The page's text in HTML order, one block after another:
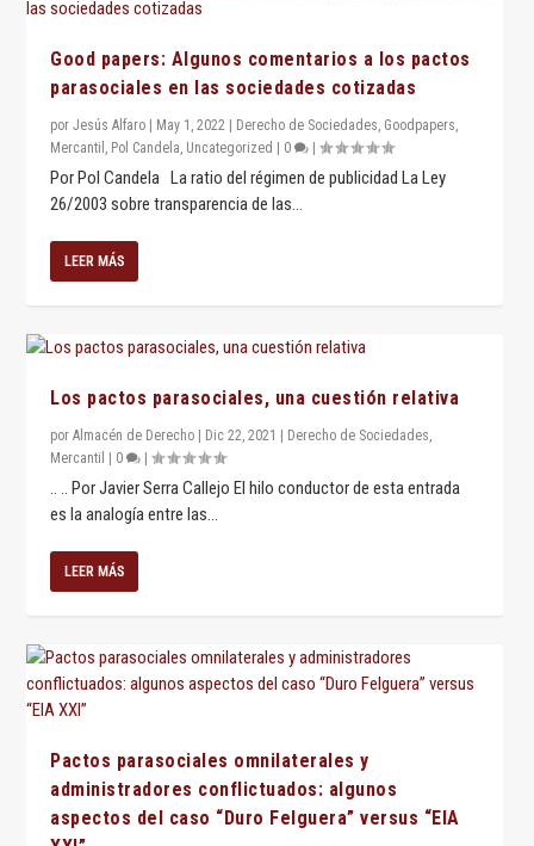
Good papers: Algunos comentarios a los pactos
parasociales en las sociedades cotizadas
porJesús Alfaro May 1, 2022 Derecho de Sociedades, Goodpapers,
Mercantil , Pol Candela, Uncategorized 0 |
Por Pol Candela La ratio del régimen de publicidad La Ley
26/2003 sobre transparencia de las...
LEER MÁS
Los pactos parasociales, una cuestión relativa
porAlmacén de Derecho Dic 22, 2021 Derecho de Sociedades,
Mercantil
0 |
.. .. Por Javier Serra Callejo El hilo conductor de esta entrada
es la analogía entre las...
LEER MÁS
Pactos parasociales omnilaterales y
administradores conflictuados: algunos
aspectos del caso “Duro Felguera” versus “EIA